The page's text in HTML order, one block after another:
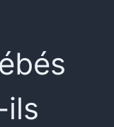
ils